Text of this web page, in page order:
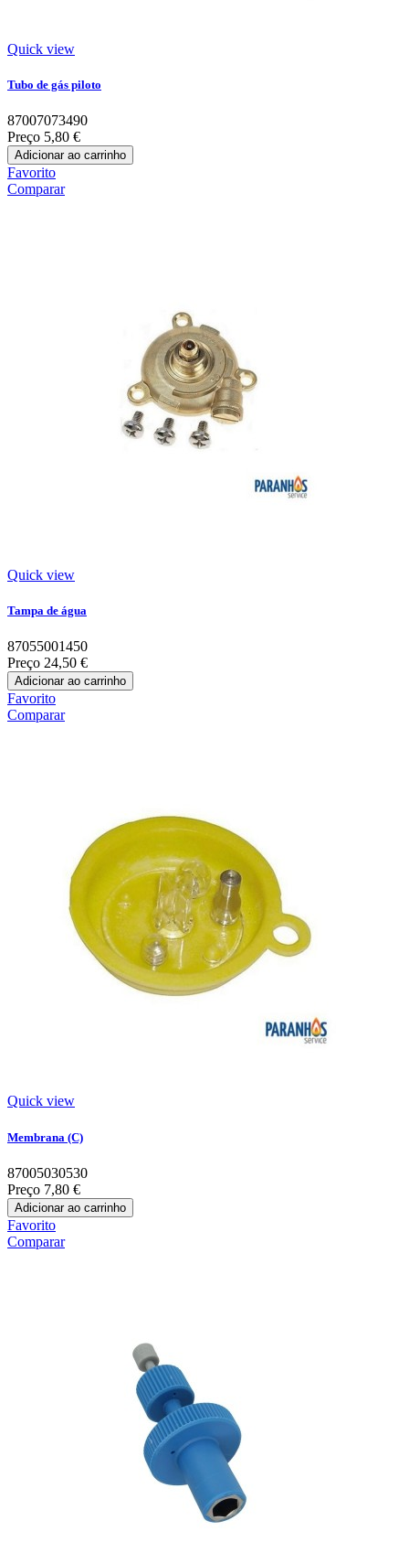
Quick view
Tubo de gás piloto
87007073490
Preço 5,80 €
Adicionar ao carrinho
Favorito
Comparar
Quick view
Tampa de água
87055001450
Preço 24,50 €
Adicionar ao carrinho
Favorito
Comparar
Quick view
Membrana (C)
87005030530
Preço 7,80 €
Adicionar ao carrinho
Favorito
Comparar